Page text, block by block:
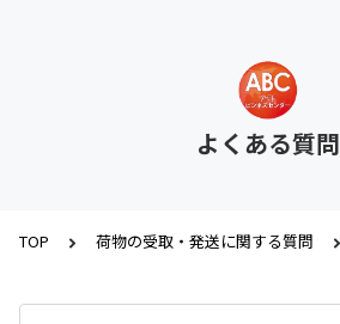
よくある質問
TOP 荷物の受取・発送に関する質問